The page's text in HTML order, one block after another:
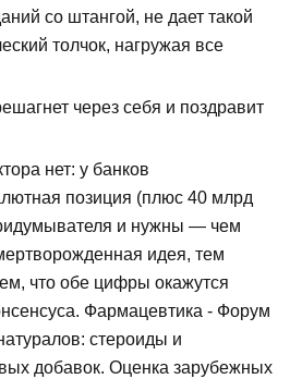
со штангой, не дает такой
толчок, нагружая все
через себя и поздравит
нет: у банков
позиция (плюс 40 млрд
и нужны — чем
идея, тем
что обе цифры окажутся
Фармацевтика - Форум
стероиды и
добавок. Оценка зарубежных